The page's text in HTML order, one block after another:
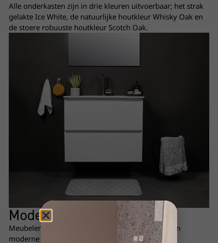
Alle onderkasten zijn in drie kleuren uitvoerbaar; het strak
gelakte Ice White, de natuurlijke houtkleur Whisky Oak en
de stoere robuuste houtkleur Scotch Oak.
Moderne zwarte greep
Meubelen met greep zijn ook uit te voeren met een
moderne zwarte greep.